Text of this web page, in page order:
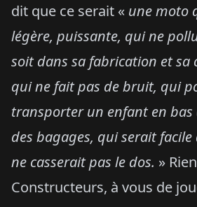
dit que ce serait « une moto
légère, puissante, qui ne
soit dans sa fabrication et sa
qui ne fait pas de bruit, qui
transporter un enfant en bas
des bagages, qui serait
ne casserait pas le dos. »
Constructeurs, à vous de